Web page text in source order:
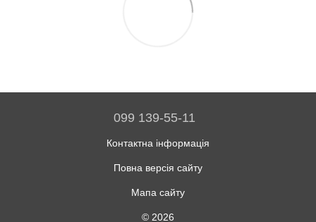
099 139-55-11
Контактна інформація
Повна версія сайту
Мапа сайту
© 2026